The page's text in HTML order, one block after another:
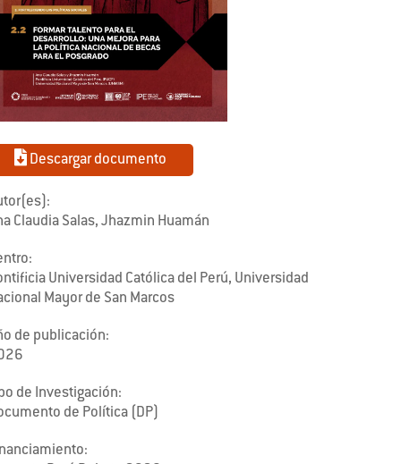
Descargar documento
Claudia Salas, Jhazmin Huamán
Universidad Católica del Perú, Universidad
Mayor de San Marcos
de publicación:
de Investigación:
de Política (DP)